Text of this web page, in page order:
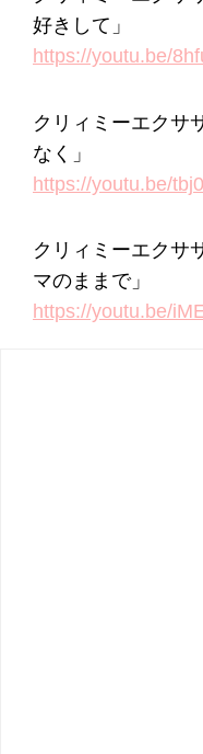
好きして」
https://youtu.be/
クリィミーエクサ
なく」
https://youtu.be/
クリィミーエクサ
マのままで」
https://youtu.be/